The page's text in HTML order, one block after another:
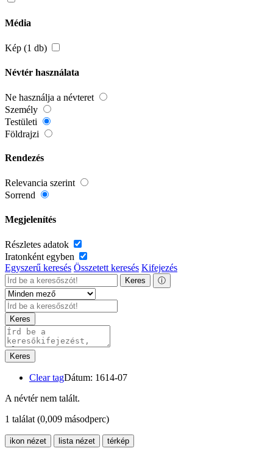
Média
Kép (1 db)
Névtér használata
Ne használja a névteret
Személy
Testületi
Földrajzi
Rendezés
Relevancia szerint
Sorrend
Megjelenítés
Részletes adatok
Iratonként egyben
Egyszerű keresés Összetett keresés Kifejezés
Keres ⓘ
Keres
Keres
Clear tagDátum: 1614-07
A névtér nem talált.
1 találat (0,009 másodperc)
ikon nézet lista nézet térkép